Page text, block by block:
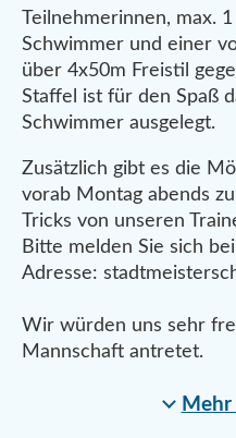
Teilnehmerinnen, max.
Schwimmer und einer
über 4x50m Freistil
Staffel ist für den Spaß
Schwimmer ausgelegt.
Zusätzlich gibt es die
vorab Montag abends
Tricks von unseren
Bitte melden Sie sich
Adresse:
Wir würden uns sehr
Mannschaft antretet.
Mehr